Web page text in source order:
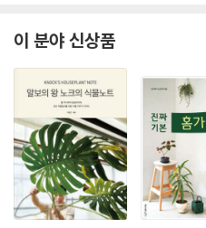
적이 없는 사람들이 모여서 장시간
같은 장소라 해도 시간대나 기후에
다.
그래서 주관적이더라도 자신이 직접
정확도를 높이려면 밤의 현장을 다양
실을 아는 것이 중요하다. 그래야 조
의 신뢰도 얻을 수 있다.
이 분야 신상품